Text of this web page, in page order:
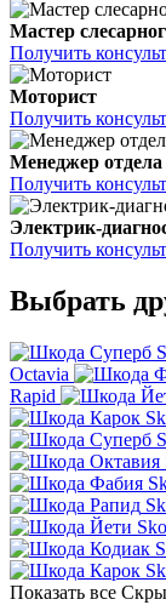
Мастер
Получить
Моторист
Получить
Менеджер отдела
Получить
Электрик-
Получить
Выбрать
Octavia
Rapid
Показать все